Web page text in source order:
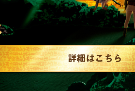
業／法人の方
出ゲーム制作